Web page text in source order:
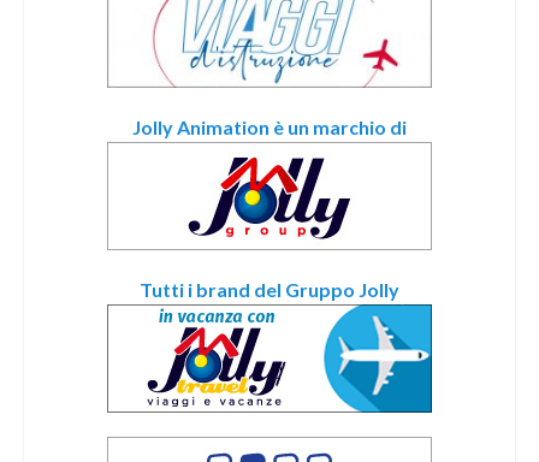
Jolly Animation è un marchio di
Tutti i brand del Gruppo Jolly